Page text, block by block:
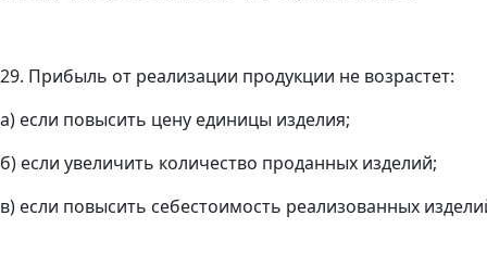
29. Прибыль от реализации продукции не возрастет:
а) если повысить цену единицы изделия;
б) если увеличить количество проданных изделий;
в) если повысить себестоимость реализованных